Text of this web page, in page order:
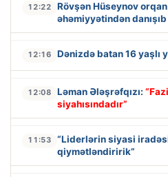
12:22
Rövşən Hüseynov
əhəmiyyətindən danışıb
12:16 Dənizdə batan 16 yaşlı
12:08 Ləman Ələşrəfqızı:
siyahısındadır”
11:53
“Liderlərin siyasi
qiymətləndiririk”